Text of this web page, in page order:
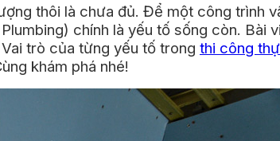
thôi là chưa đủ. Để một công trình
chính là yếu tố sống còn. Bài
trò của từng yếu tố trong thi công
khám phá nhé!